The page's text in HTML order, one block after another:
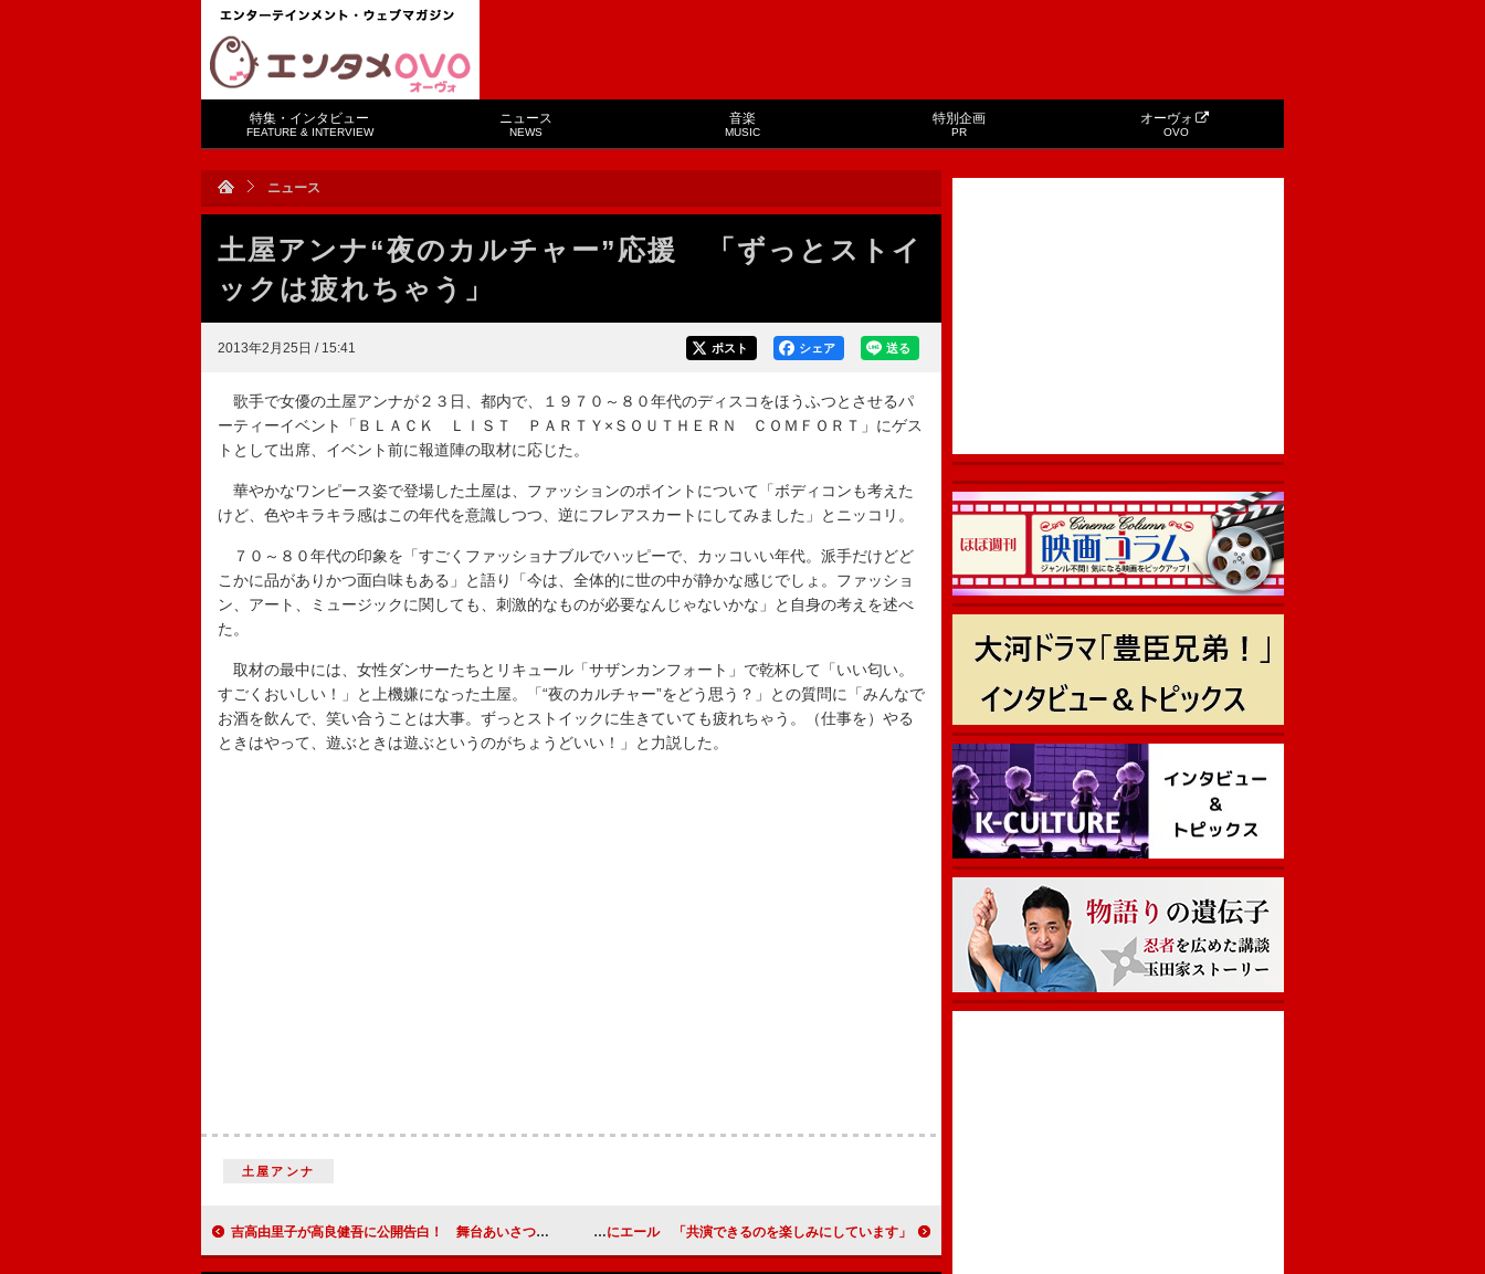
特集・インタビュー
FEATURE & INTERVIEW
ニュース
NEWS
音楽
MUSIC
特別企画
PR
オーヴォ
OVO
ニュース
土屋アンナ“夜のカルチャー”応援 「ずっとストイ
ックは疲れちゃう」
2013年2月25日 / 15:41 送る
シェア
ポスト
歌手で女優の土屋アンナが２３日、都内で、１９７０～８０年代のディスコをほうふつとさせるパ
ーティーイベント「ＢＬＡＣＫ ＬＩＳＴ ＰＡＲＴＹ×ＳＯＵＴＨＥＲＮ ＣＯＭＦＯＲＴ」にゲス
トとして出席、イベント前に報道陣の取材に応じた。
華やかなワンピース姿で登場した土屋は、ファッションのポイントについて「ボディコンも考えた
けど、色やキラキラ感はこの年代を意識しつつ、逆にフレアスカートにしてみました」とニッコリ。
７０～８０年代の印象を「すごくファッショナブルでハッピーで、カッコいい年代。派手だけどど
こかに品がありかつ面白味もある」と語り「今は、全体的に世の中が静かな感じでしょ。ファッショ
ン、アート、ミュージックに関しても、刺激的なものが必要なんじゃないかな」と自身の考えを述べ
た。
取材の最中には、女性ダンサーたちとリキュール「サザンカンフォート」で乾杯して「いい匂い。
すごくおいしい！」と上機嫌になった土屋。「“夜のカルチャー”をどう思う？」との質問に「みんなで
お酒を飲んで、笑い合うことは大事。ずっとストイックに生きていても疲れちゃう。（仕事を）やる
ときはやって、遊ぶときは遊ぶというのがちょうどいい！」と力説した。
土屋アンナ
吉高由里子が高良健吾に公開告白！ 舞台あいさつで照れながら「好きだよ」 武井咲、初代美ジネスマン＆ウーマンにエール 「共演できるのを楽しみにしています」